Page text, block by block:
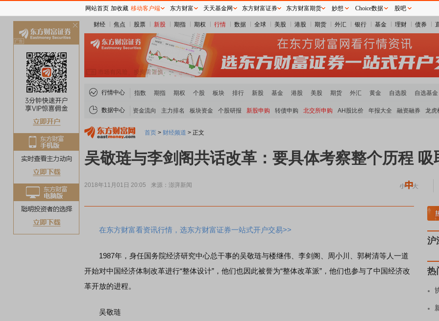
财经 焦点 股票 新股 期指 期权 行情 数据 全球 美股 港股 期货 外汇 银行 基金 理财 债券
行情中心 指数 期指 期权 个股 板块 排行 新股 基金 港股 美股 期货 外汇 黄金 自选股 自选基金
数据中心 资金流向 主力排名 板块资金 个股研报 新股申购 转债申购 北交所申购 AH股比价 年报大全 融资融券 龙虎
首页 > 财经频道 > 正文
吴敬琏与李剑阁共话改革：要具体考察整个历程 吸
2018年11月01日 20:05 来源：澎湃新闻
在东方财富看资讯行情，选东方财富证券一站式开户交易>>
1987年，身任国务院经济研究中心总干事的吴敬琏与楼继伟、李剑阁、周小川、郭树清等人一道
开始对中国经济体制改革进行“整体设计”，他们也因此被誉为“整体改革派”，他们也参与了中国经济改
革开放的进程。
吴敬琏
A股估值分析全览
沪
热
网站首页 加收藏 移动客户端 东方财富 天天基金网 东方财富证券 东方财富期货 妙想 Choice数据 股吧
关